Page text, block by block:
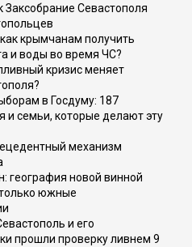
Заксобрание Севастополя
крымчанам получить
и воды во время ЧС?
кризис меняет
в Госдуму: 187
и семьи, которые делают эту
механизм
география новой винной
южные
и его
прошли проверку ливнем 9